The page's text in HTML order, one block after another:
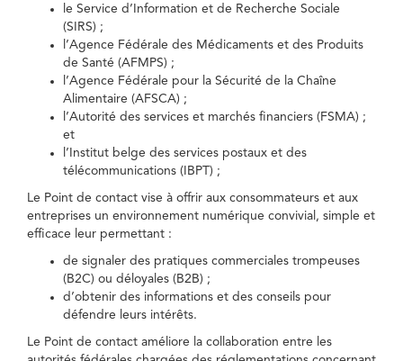
le Service d’Information et de Recherche Sociale
(SIRS) ;
l’Agence Fédérale des Médicaments et des Produits
de Santé (AFMPS) ;
l’Agence Fédérale pour la Sécurité de la Chaîne
Alimentaire (AFSCA) ;
l’Autorité des services et marchés financiers (FSMA) ;
et
l’Institut belge des services postaux et des
télécommunications (IBPT) ;
Le Point de contact vise à offrir aux consommateurs et aux
entreprises un environnement numérique convivial, simple et
efficace leur permettant :
de signaler des pratiques commerciales trompeuses
(B2C) ou déloyales (B2B) ;
d’obtenir des informations et des conseils pour
défendre leurs intérêts.
Le Point de contact améliore la collaboration entre les